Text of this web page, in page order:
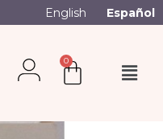
English Español
0